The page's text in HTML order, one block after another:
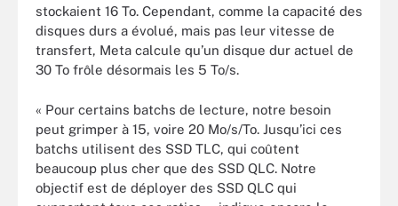
stockaient 16 To. Cependant, comme la capacité des
disques durs a évolué, mais pas leur vitesse de
transfert, Meta calcule qu’un disque dur actuel de
30 To frôle désormais les 5 To/s.
« Pour certains batchs de lecture, notre besoin
peut grimper à 15, voire 20 Mo/s/To. Jusqu’ici ces
batchs utilisent des SSD TLC, qui coûtent
beaucoup plus cher que des SSD QLC. Notre
objectif est de déployer des SSD QLC qui